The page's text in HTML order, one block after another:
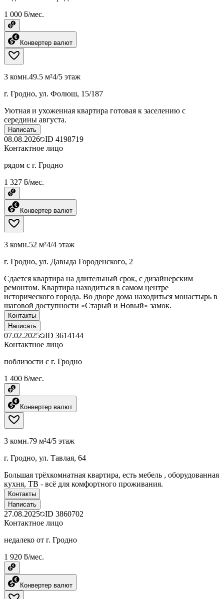
1 000 ƃ/мес.
Конвертер валют
3 комн.49.5 м²4/5 этаж
г. Гродно, ул. Фолюш, 15/187
Уютная и ухоженная квартира готовая к заселению с
середины августа.
Написать
08.08.2026 ID 4198719
Контактное лицо
рядом с г. Гродно
1 327 ƃ/мес.
Конвертер валют
3 комн.52 м²4/4 этаж
г. Гродно, ул. Давыда Городенского, 2
Сдается квартира на длительный срок, с дизайнерским
ремонтом. Квартира находиться в самом центре
исторического города. Во дворе дома находиться монастырь в
шаговой доступности «Старый и Новый» замок.
Контакты
Написать
07.02.2025 ID 3614144
Контактное лицо
поблизости с г. Гродно
1 400 ƃ/мес.
Конвертер валют
3 комн.79 м²4/5 этаж
г. Гродно, ул. Тавлая, 64
Большая трёхкомнатная квартира, есть мебель , оборудованная
кухня, ТВ - всё для комфортного проживания.
Контакты
Написать
27.08.2025 ID 3860702
Контактное лицо
недалеко от г. Гродно
1 920 ƃ/мес.
Конвертер валют